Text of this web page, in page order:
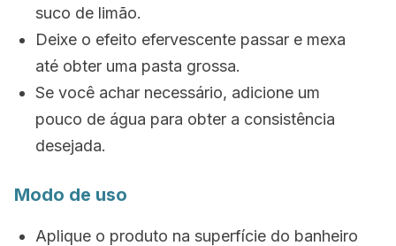
suco de limão.
Deixe o efeito efervescente passar e mexa
até obter uma pasta grossa.
Se você achar necessário, adicione um
pouco de água para obter a consistência
desejada.
Modo de uso
Aplique o produto na superfície do banheiro